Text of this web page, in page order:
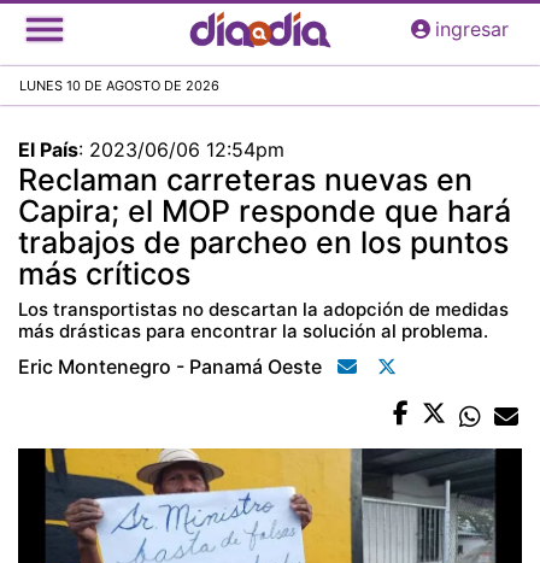
Pasar
al
principal
ingresar
LUNES 10 DE AGOSTO DE 2026
El País: 2023/06/06 12:54pm
Reclaman carreteras nuevas en
Capira; el MOP responde que hará
trabajos de parcheo en los puntos
más críticos
Los transportistas no descartan la adopción de medidas
más drásticas para encontrar la solución al problema.
Eric Montenegro - Panamá Oeste